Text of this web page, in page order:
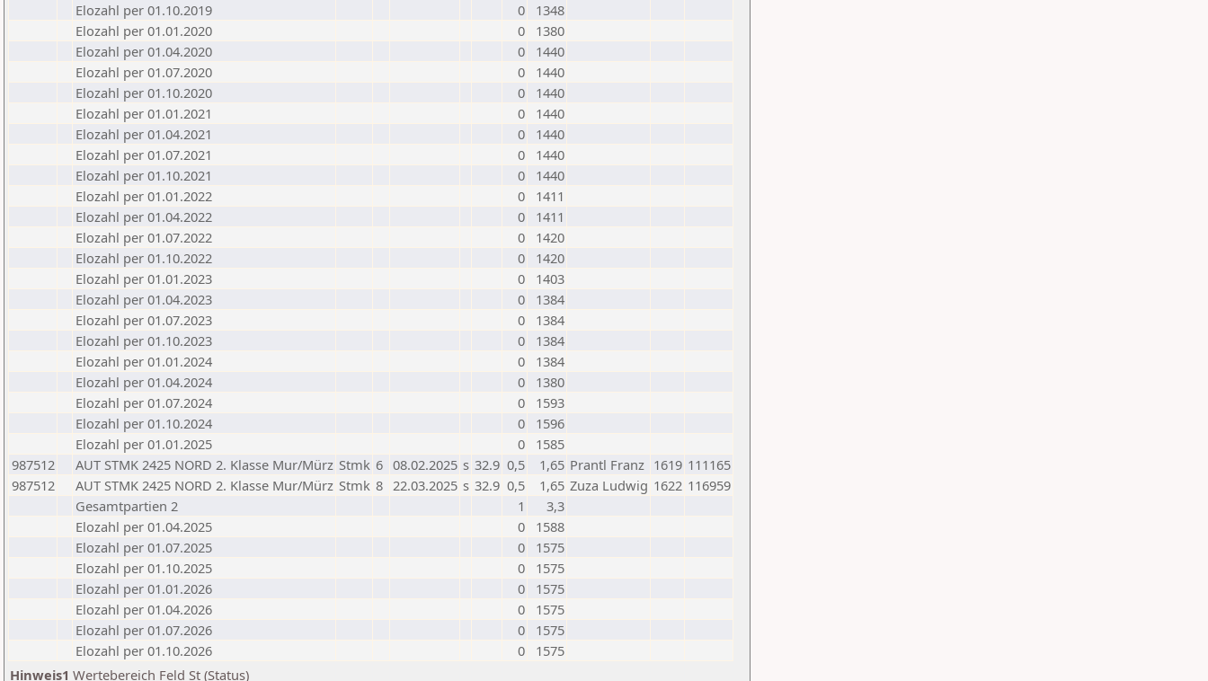
Elozahl per 01.10.2019
0
1348
Elozahl per 01.01.2020
0
1380
Elozahl per 01.04.2020
0
1440
Elozahl per 01.07.2020
0
1440
Elozahl per 01.10.2020
0
1440
Elozahl per 01.01.2021
0
1440
Elozahl per 01.04.2021
0
1440
Elozahl per 01.07.2021
0
1440
Elozahl per 01.10.2021
0
1440
Elozahl per 01.01.2022
0
1411
Elozahl per 01.04.2022
0
1411
Elozahl per 01.07.2022
0
1420
Elozahl per 01.10.2022
0
1420
Elozahl per 01.01.2023
0
1403
Elozahl per 01.04.2023
0
1384
Elozahl per 01.07.2023
0
1384
Elozahl per 01.10.2023
0
1384
Elozahl per 01.01.2024
0
1384
Elozahl per 01.04.2024
0
1380
Elozahl per 01.07.2024
0
1593
Elozahl per 01.10.2024
0
1596
Elozahl per 01.01.2025
0
1585
987512
AUT STMK 2425 NORD 2. Klasse Mur/Mürz Stmk 6 08.02.2025 s 32.9 0,5 1,65 Prantl Franz 1619 111165
987512
AUT STMK 2425 NORD 2. Klasse Mur/Mürz Stmk 8 22.03.2025 s 32.9 0,5 1,65 Zuza Ludwig 1622 116959
Gesamtpartien 2
1
3,3
Elozahl per 01.04.2025
0
1588
Elozahl per 01.07.2025
0
1575
Elozahl per 01.10.2025
0
1575
Elozahl per 01.01.2026
0
1575
Elozahl per 01.04.2026
0
1575
Elozahl per 01.07.2026
0
1575
Elozahl per 01.10.2026
0
1575
Hinweis1 Wertebereich Feld St (Status)